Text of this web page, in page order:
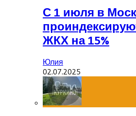
С 1 июля в
ЖКХ на 15%
Юлия
02.07.2025